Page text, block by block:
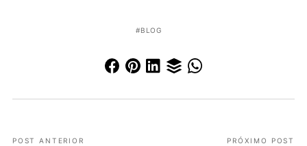
BLOG
POST ANTERIOR PRÓXIMO POST